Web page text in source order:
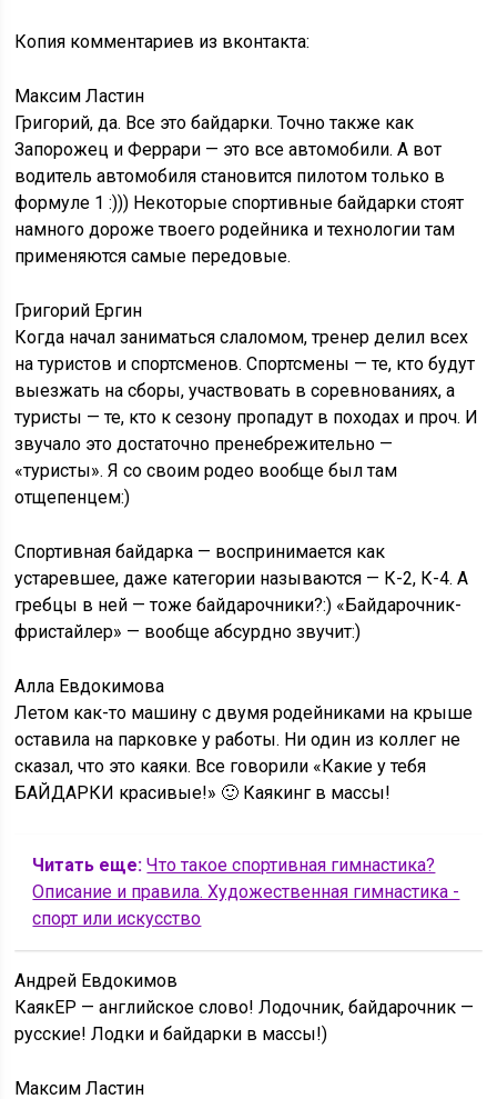
Копия комментариев из вконтакта:
Максим Ластин
Григорий, да. Все это байдарки. Точно также как
Запорожец и Феррари — это все автомобили. А вот
водитель автомобиля становится пилотом только в
формуле 1 :))) Некоторые спортивные байдарки стоят
намного дороже твоего родейника и технологии там
применяются самые передовые.
Григорий Ергин
Когда начал заниматься слаломом, тренер делил всех
на туристов и спортсменов. Спортсмены — те, кто будут
выезжать на сборы, участвовать в соревнованиях, а
туристы — те, кто к сезону пропадут в походах и проч. И
звучало это достаточно пренебрежительно —
«туристы». Я со своим родео вообще был там
отщепенцем:)
Спортивная байдарка — воспринимается как
устаревшее, даже категории называются — К-2, К-4. А
гребцы в ней — тоже байдарочники?:) «Байдарочник-
фристайлер» — вообще абсурдно звучит:)
Алла Евдокимова
Летом как-то машину с двумя родейниками на крыше
оставила на парковке у работы. Ни один из коллег не
сказал, что это каяки. Все говорили «Какие у тебя
БАЙДАРКИ красивые!» 🙂 Каякинг в массы!
Читать еще: Что такое спортивная гимнастика?
Описание и правила. Художественная гимнастика -
спорт или искусство
Андрей Евдокимов
КаякЕР — английское слово! Лодочник, байдарочник —
русские! Лодки и байдарки в массы!)
Максим Ластин